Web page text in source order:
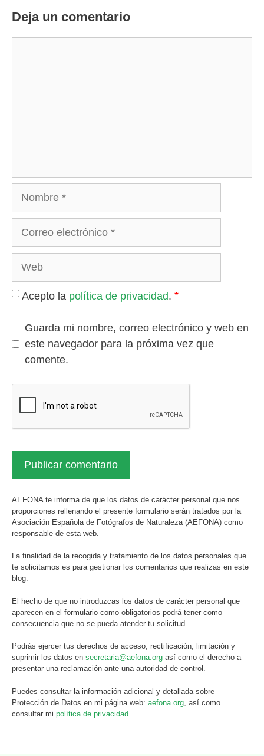
Deja un comentario
Nombre
Acepto la política de privacidad. *
Guarda mi nombre, correo electrónico y web en
este navegador para la próxima vez que
comente.
AEFONA te informa de que los datos de carácter personal que nos
proporciones rellenando el presente formulario serán tratados por la
Asociación Española de Fotógrafos de Naturaleza (AEFONA) como
responsable de esta web.
La finalidad de la recogida y tratamiento de los datos personales que
te solicitamos es para gestionar los comentarios que realizas en este
blog.
El hecho de que no introduzcas los datos de carácter personal que
aparecen en el formulario como obligatorios podrá tener como
consecuencia que no se pueda atender tu solicitud.
Podrás ejercer tus derechos de acceso, rectificación, limitación y
suprimir los datos en secretaria@aefona.org así como el derecho a
presentar una reclamación ante una autoridad de control.
Puedes consultar la información adicional y detallada sobre
Protección de Datos en mi página web: aefona.org , así como
consultar mi política de privacidad